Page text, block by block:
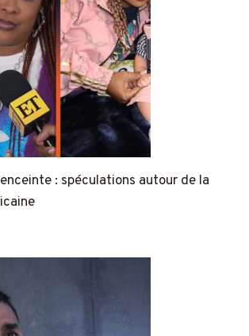
: spéculations autour de la